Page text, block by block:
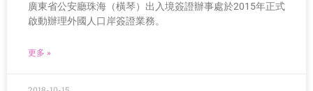
廣東省公安廳珠海（橫琴）出入境簽證辦事處於2015年正式
啟動辦理外國人口岸簽證業務。
更多 »